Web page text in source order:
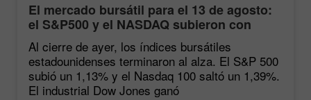
El mercado bursátil para el 13 de agosto:
el S&P500 y el NASDAQ subieron con
fuerza tras las estadísticas de inflación
Al cierre de ayer, los índices bursátiles
estadounidenses terminaron al alza. El S&P 500
subió un 1,13% y el Nasdaq 100 saltó un 1,39%.
El industrial Dow Jones ganó